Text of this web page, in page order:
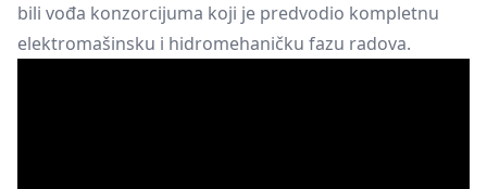
bili vođa konzorcijuma koji je predvodio kompletnu
elektromašinsku i hidromehaničku fazu radova.